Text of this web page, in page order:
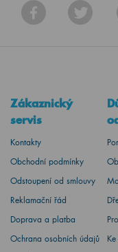
Zákaznický
servis
Kontakty
Obchodní podmínky
Odstoupení od smlouvy
Reklamační řád
Doprava a platba
Ochrana osobních údajů